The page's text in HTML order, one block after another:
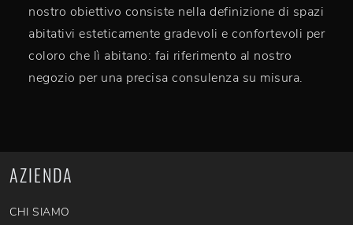
nostro obiettivo consiste nella definizione di spazi
abitativi esteticamente gradevoli e confortevoli per
coloro che lì abitano: fai riferimento al nostro
negozio per una precisa consulenza su misura.
AZIENDA
CHI SIAMO